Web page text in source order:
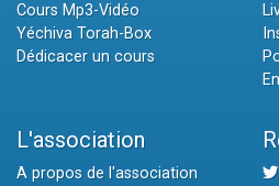
Cours Mp3-Vidéo
Yéchiva Torah-Box
Dédicacer un cours
L'association
A propos de l'association